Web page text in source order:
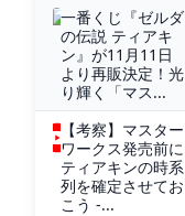
一番くじ『ゼルダ
の伝説 ティアキ
ン』が11月11日
より再販決定！光
り輝く「マス...
【考察】マスター
ワークス発売前に
ティアキンの時系
列を確定させてお
こう -...